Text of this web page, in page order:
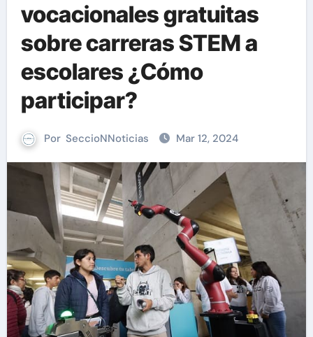
vocacionales gratuitas
sobre carreras STEM a
escolares ¿Cómo
participar?
Por SeccioNNoticias Mar 12, 2024